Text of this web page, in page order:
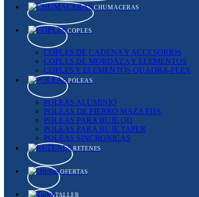
CHUMACERAS
COPLES
COPLES DE CADENA Y ACCESORIOS
COPLES DE MORDAZA Y ELEMENTOS
COPLES Y ELEMENTOS QUADRA-FLEX
POLEAS
POLEAS ALUMINIO
POLEAS DE FIERRO MAZA FIJA
POLEAS PARA BUJE QD
POLEAS PARA BUJE TAPER
POLEAS SINCRONICAS
RETENES
OFERTAS
TALLER